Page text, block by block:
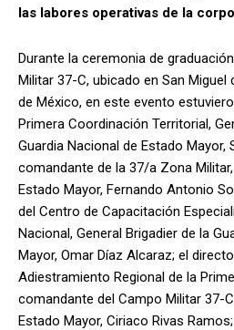
las labores operativas de la
Durante la ceremonia de
Militar 37-C, ubicado en San Miguel
de México, en este evento
Primera Coordinación Territorial,
Guardia Nacional de Estado Mayor,
comandante de la 37/a Zona
Estado Mayor, Fernando Antonio
del Centro de Capacitación
Nacional, General Brigadier de la
Mayor, Omar Díaz Alcaraz; el
Adiestramiento Regional de la
comandante del Campo Militar 37-
Estado Mayor, Ciriaco Rivas